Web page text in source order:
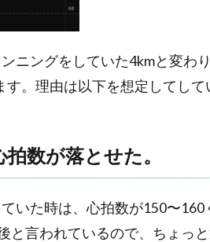
ニングをしていた4kmと変わ
す。理由は以下を想定してして
数が落とせた。
いた時は、心拍数が150〜
と言われているので、ちょっ